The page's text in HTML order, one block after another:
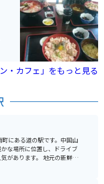
・カフェ」をもっと見る
にある道の駅です。中国山
な場所に位置し、ドライブ
す。 地元の新鮮な
所は、道の駅 本庄の魅力の